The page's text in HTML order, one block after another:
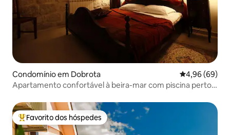
Condomínio em Dobrota Classificação
4,96 (69)
Apartamento confortável à beira-mar com piscina perto
Favoritos dos hóspedes mais apreciados
Favorito dos hóspedes